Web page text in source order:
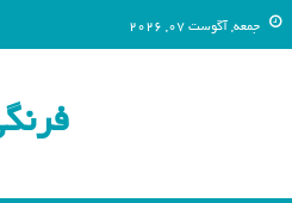
جمعه, آگوست 07, 2026